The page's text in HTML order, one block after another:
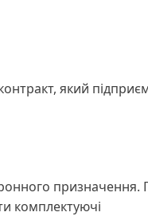
який
призначення.
комплектуючі